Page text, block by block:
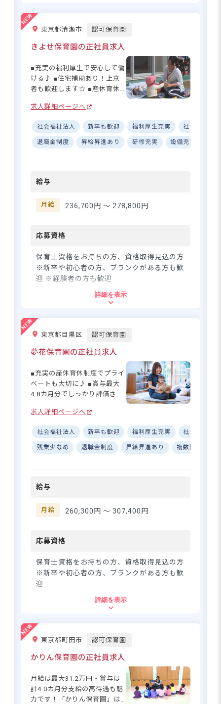
選んで学べます◎ 複数担任制
による業務分担や保育システ
ムの導入で、持ち帰り仕事な
しの働きやすい環境です♪ 産
勤務相談可など、長く活躍で
きるサポート体制も整ってい
ます☆ 職員同士の仲が良く、
なたをお待ちしています！
東京都品川区西五反田3-9-9
JR山手線「五反田駅」より徒歩8分
東急目黒線「不動前駅」より徒歩5分
■自転車通勤可（無料駐輪場あり）
幼保一体型の総合施設！2年目から
さらに詳しい
求人情報へ
東京都清瀬市 認可保育園
きよせ保育園の正社員求人
■充実の福利厚生で安心して働
ける♪ ■住宅補助あり！上京
者も歓迎します☆ ■産休育休
■研修制度充実で成長できる環
境！ ーー【子どもたちの笑顔
があふれる、あたたかな保育
園】 きよせ保育園では、子ど
る当園は、充実した設備の中
ト。新卒の方はもちろん、ブ
ランクがある方も大歓迎で
ちと一緒に成長できる環境を
方でも安心して保育業務に取
り組めるようサポート体制も
万全です☆ ーー【あなたの成
ます】 月給236,700円～と安
や退職金制度など福利厚生も
充実◎ 産休育休の実績もあ
り、長く働き続けられる環境
です。昇給昇進の機会もあり、
もぴったり！研修制度も充実
しているので、保育のスキル
アップも可能です♪ プライベ
にしながらご活躍ください！
求人詳細ページへ
社会福祉法人 新卒も歓迎 福利厚生充実 社会保険完
退職金制度 昇給昇進あり 研修充実 設備充実
給与
月給 236,700円 〜278,800円
応募資格
保育士資格をお持ちの方、資格取得見込の方
※新卒や初心者の方、ブランクがある方も歓
迎 ※経験者の方も歓迎
西武池袋線「清瀬駅」より徒歩12分
■バイク・自転車通勤OK（駐輪場完備）
補助や研修制度で安心のスタート
紹介を受ける
詳細を表示
東京都目黒区 認可保育園
夢花保育園の正社員求人
■充実の産休育休制度でプライ
ベートも大切に♪ ■賞与最大
4.8カ月分でしっかり評価され
心して働ける待遇◎ ■アット
ホームな雰囲気で初心者も歓
迎♪ ーー【子どもたちと共に
成長できる夢あふれる保育
た保育を行っています♪ アッ
人ひとりの子どもに寄り添っ
た保育を実践しています。設
と活動できる環境が整ってい
ある方も大歓迎！先輩保育士
がしっかりサポートするの
で、安心してスタートできま
「夢」を育む保育園で、あな
【安心して長く働ける充実の
福利厚生】 月額上限45,000円
までの交通費支給に加え、住
宅補助も用意されているの
安心です♪ 社会保険完備、退
職金制度もあり、長く働ける
環境が整っています。残業少
求人詳細ページへ
社会福祉法人 新卒も歓迎 福利厚生充実 社会保険完
残業少なめ 退職金制度 昇給昇進あり 複数園あり
給与
月給 260,300円 〜307,400円
応募資格
保育士資格をお持ちの方、資格取得見込の方
※新卒や初心者の方、ブランクがある方も歓
迎
東急東横線「祐天寺駅」から徒歩12分
詳細を表示
東京都町田市 認可保育園
かりん保育園の正社員求人
月給は最大31.2万円・賞与は
計4.0カ月分支給の高待遇も魅
力です！「かりん保育園」は